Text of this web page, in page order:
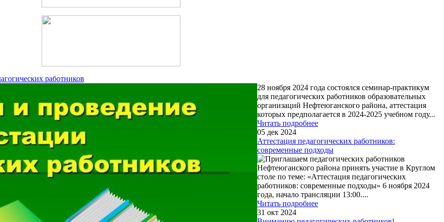
работников
28 ноября 2024 года состоялся семинар-практикум
для педагогических работников образовательных
организаций Нефтеюганского района, аттестация
которых предполагается в 2024-2025 учебном году...
Читать подробнее
05 дек 2024
Аттестация педагогических работников:
современные подходы
Приглашаем педагогических работников
Нефтеюганского района принять участие в Круглом
столе по теме: «Аттестация педагогических
работников: современные подходы» 6 ноября 2024
года, начало трансляции 13:00....
Читать подробнее
31 окт 2024